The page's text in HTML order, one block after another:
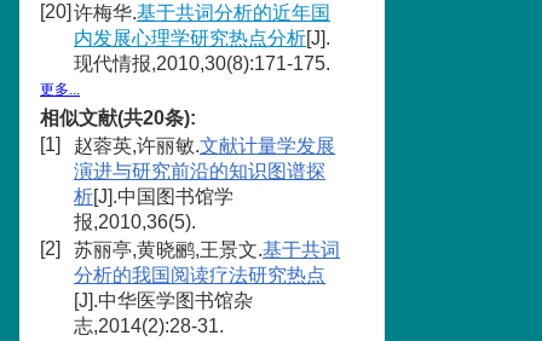
[20] 许梅华.基于共词分析的近年国
内发展心理学研究热点分析[J].
现代情报,2010,30(8):171-175.
更多...
相似文献(共20条):
[1]
赵蓉英,许丽敏.文献计量学发展
演进与研究前沿的知识图谱探
析[J].中国图书馆学
报,2010,36(5).
[2]
苏丽亭,黄晓鹂,王景文.基于共词
分析的我国阅读疗法研究热点
[J].中华医学图书馆杂
志,2014(2):28-31.